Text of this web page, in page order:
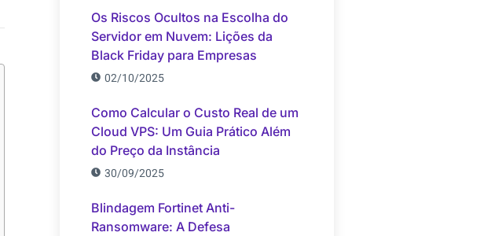
Os Riscos Ocultos na Escolha do
Servidor em Nuvem: Lições da
Black Friday para Empresas
02/10/2025
Como Calcular o Custo Real de um
Cloud VPS: Um Guia Prático Além
do Preço da Instância
30/09/2025
Blindagem Fortinet Anti-
Ransomware: A Defesa